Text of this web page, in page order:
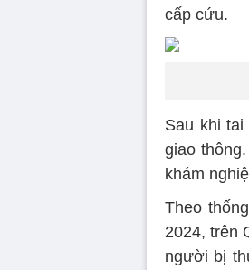
cấp cứu.
Sau khi
giao
khám
Theo
2024, trên
người bị